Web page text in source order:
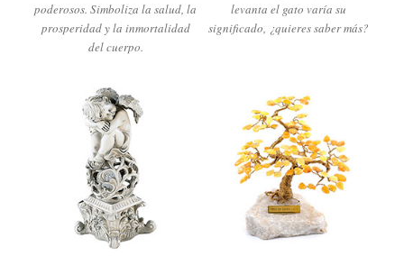
poderosos. Simboliza la salud, la
prosperidad y la inmortalidad
del cuerpo.
levanta el gato varía su
significado, ¿quieres saber más?